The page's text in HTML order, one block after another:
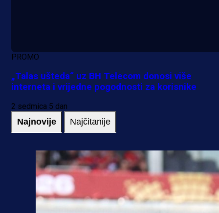
PROMO
„Talas ušteda“ uz BH Telecom donosi više
interneta i vrijedne pogodnosti za korisnike
2 sedmica 5 dan
Najnovije Najčitanije